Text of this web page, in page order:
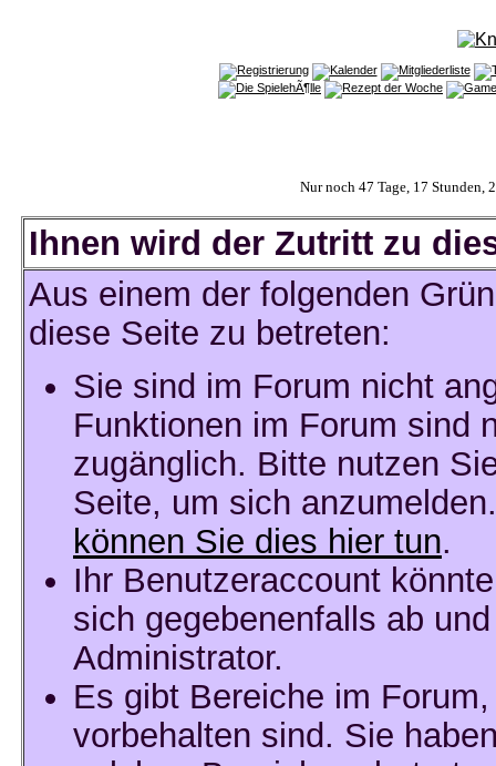
Nur noch 47 Tage, 17 Stunden,
Ihnen wird der Zutritt zu
Aus einem der folgenden
diese Seite zu betreten:
Sie sind im Forum nicht
Funktionen im Forum sind
zugänglich. Bitte nutzen
Seite, um sich
können Sie dies hier tun.
Ihr Benutzeraccount
sich gegebenenfalls ab
Administrator.
Es gibt Bereiche im
vorbehalten sind. Sie